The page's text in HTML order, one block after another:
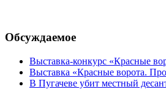
Обсуждаемое
Выставка-конкурс «Красные
Выставка «Красные ворота.
В Пугачеве убит местный